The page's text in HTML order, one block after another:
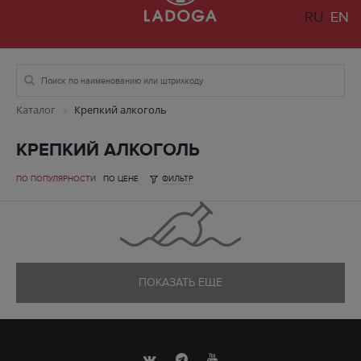
RU EN
Каталог Крепкий алкоголь
КРЕПКИЙ АЛКОГОЛЬ
ПО ПОПУЛЯРНОСТИ ПО ЦЕНЕ ФИЛЬТР
ПОКАЗАТЬ ЕЩЕ